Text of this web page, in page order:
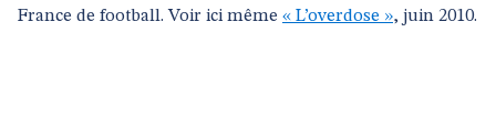
France de football. Voir ici même « L’overdose », juin 2010.